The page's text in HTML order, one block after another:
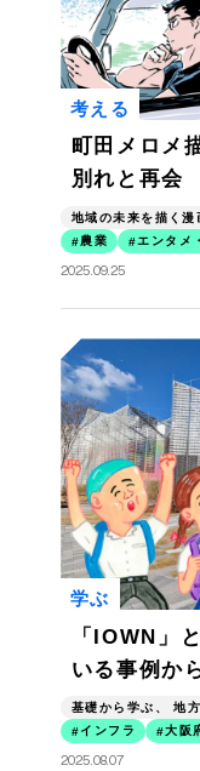
考える
町田メロメ
別れと再会
地域の未来を描く漫
農業
エンタメ
2025.09.25
学ぶ
「IOWN」
いる事例か
基礎から学ぶ、 地
インフラ
大阪
2025.08.07